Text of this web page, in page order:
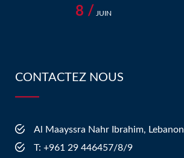
8 / JUIN
CONTACTEZ NOUS
Al Maayssra Nahr Ibrahim, Lebanon
​T: +961 29 446457/8/9